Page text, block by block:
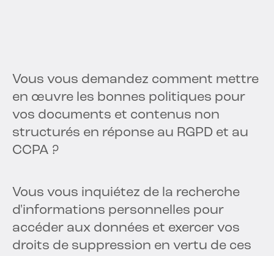
Vous vous demandez comment mettre
en œuvre les bonnes politiques pour
vos documents et contenus non
structurés en réponse au RGPD et au
CCPA ?
Vous vous inquiétez de la recherche
d'informations personnelles pour
accéder aux données et exercer vos
droits de suppression en vertu de ces